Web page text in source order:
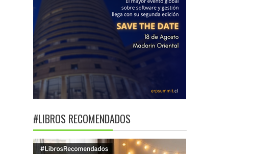
#LIBROS RECOMENDADOS